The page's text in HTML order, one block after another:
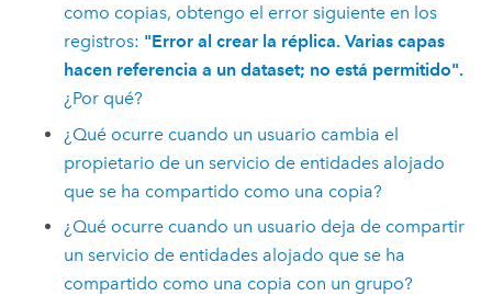
como copias, obtengo el error siguiente en los
registros: "Error al crear la réplica. Varias capas
hacen referencia a un dataset; no está permitido".
¿Por qué?
¿Qué ocurre cuando un usuario cambia el
propietario de un servicio de entidades alojado
que se ha compartido como una copia?
¿Qué ocurre cuando un usuario deja de compartir
un servicio de entidades alojado que se ha
compartido como una copia con un grupo?